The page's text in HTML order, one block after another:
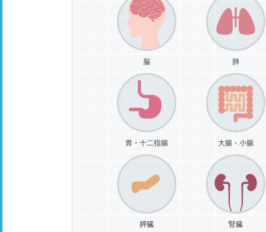
脳 肺
胃・十二指腸 大腸・小腸
膵臓 腎臓